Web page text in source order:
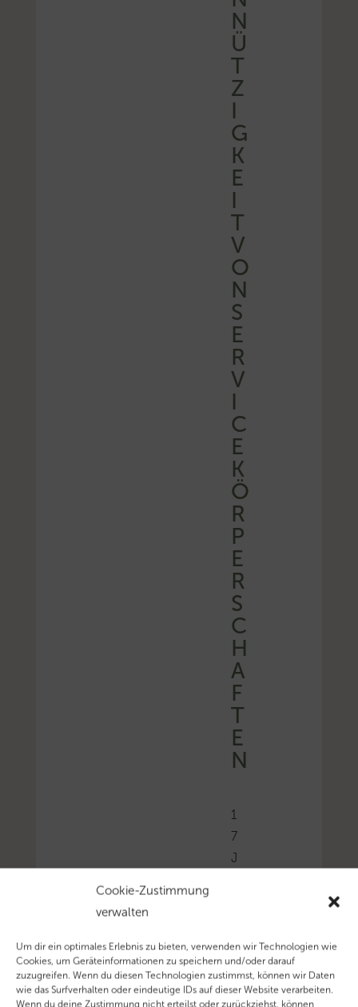
Cookie-Zustimmung
verwalten
Um dir ein optimales Erlebnis zu bieten, verwenden wir Technologien wie
Cookies, um Geräteinformationen zu speichern und/oder darauf
zuzugreifen. Wenn du diesen Technologien zustimmst, können wir Daten
wie das Surfverhalten oder eindeutige IDs auf dieser Website verarbeiten.
Wenn du deine Zustimmung nicht erteilst oder zurückziehst, können
N
Ü
T
Z
I
G
K
E
I
T
V
O
N
S
E
R
V
I
C
E
K
Ö
R
P
E
R
S
C
H
A
F
T
E
N
1
7
J
,
2
0